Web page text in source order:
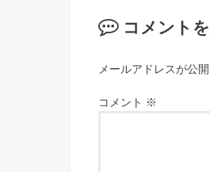
コメント
メールアドレスが公
コメント ※